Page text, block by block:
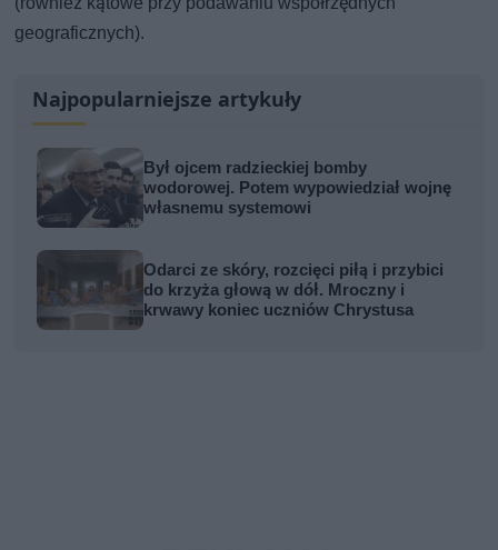
geograficznych).
Najpopularniejsze artykuły
Był ojcem radzieckiej bomby
wodorowej. Potem wypowiedział wojnę
własnemu systemowi
Odarci ze skóry, rozcięci piłą i przybici
do krzyża głową w dół. Mroczny i
krwawy koniec uczniów Chrystusa